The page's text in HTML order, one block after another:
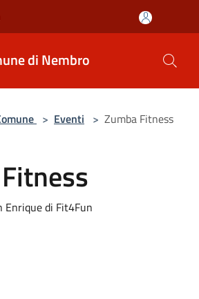
di Nembro
> Eventi > Zumba Fitness
Enrique di Fit4Fun